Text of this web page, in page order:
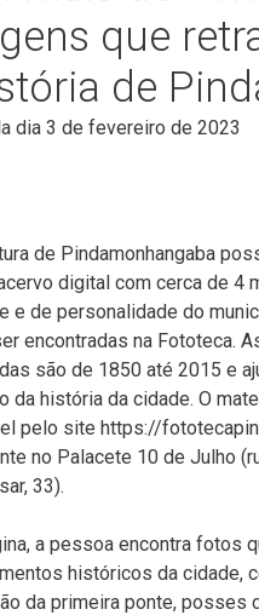
que
de
dia 3 de fevereiro de 2023
de Pindamonhangaba
digital com cerca de 4
e de personalidade do
encontradas na Fototeca.
são de 1850 até 2015 e
da história da cidade. O
pelo site https://
no Palacete 10 de Julho
33).
a pessoa encontra fotos
históricos da cidade,
da primeira ponte, posses